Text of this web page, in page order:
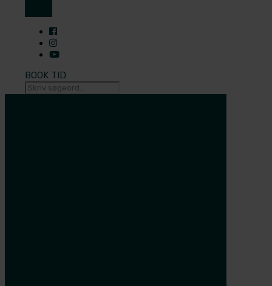
BOOK TID